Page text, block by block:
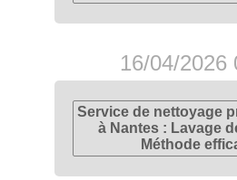
16/04/2026
Service de nettoyage
à Nantes : Lavage
Méthode